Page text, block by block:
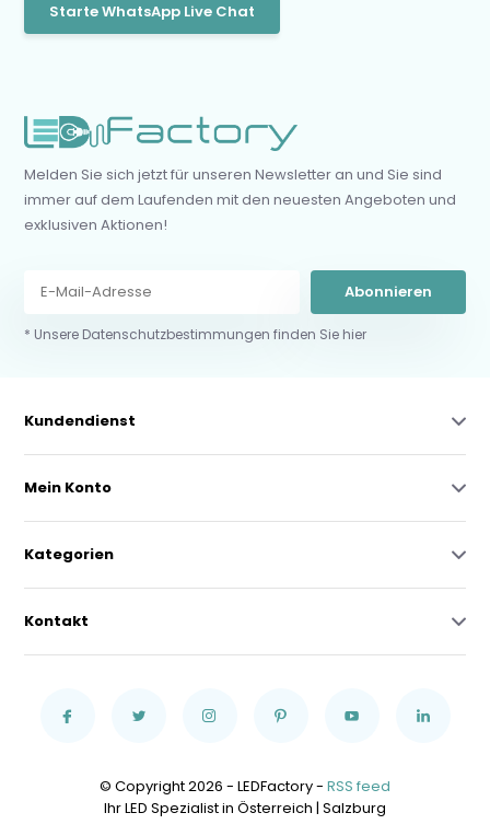
Starte WhatsApp Live Chat
Melden Sie sich jetzt für unseren Newsletter an und Sie sind
immer auf dem Laufenden mit den neuesten Angeboten und
exklusiven Aktionen!
Abonnieren
* Unsere Datenschutzbestimmungen finden Sie hier
Kundendienst
Mein Konto
Kategorien
Kontakt
© Copyright 2026 - LEDFactory - RSS feed
Ihr LED Spezialist in Österreich | Salzburg